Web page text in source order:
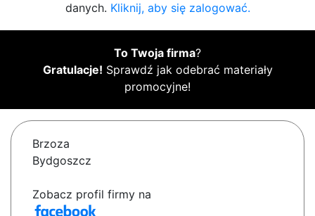
danych. Kliknij, aby się zalogować.
To Twoja firma?
Gratulacje! Sprawdź jak odebrać materiały
promocyjne!
Brzoza
Bydgoszcz
Zobacz profil firmy na